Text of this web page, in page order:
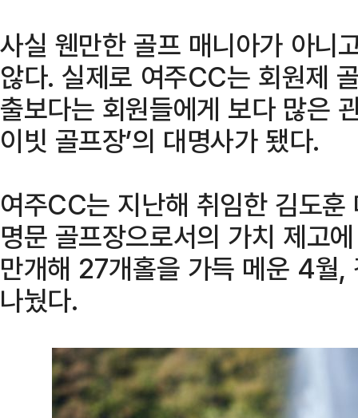
사실 웬만한 골프 매니아가 아니
않다. 실제로 여주CC는 회원제
출보다는 회원들에게 보다 많은
이빗 골프장’의 대명사가 됐다.
여주CC는 지난해 취임한 김도
명문 골프장으로서의 가치 제고
만개해 27개홀을 가득 메운 4월,
나눴다.